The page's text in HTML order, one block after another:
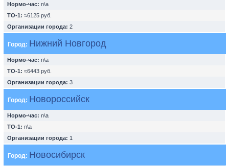
Нормо-час: n\a
ТО-1: ≈6125 руб.
Организации города: 2
Город: Нижний Новгород
Нормо-час: n\a
ТО-1: ≈6443 руб.
Организации города: 3
Город: Новороссийск
Нормо-час: n\a
ТО-1: n\a
Организации города: 1
Город: Новосибирск